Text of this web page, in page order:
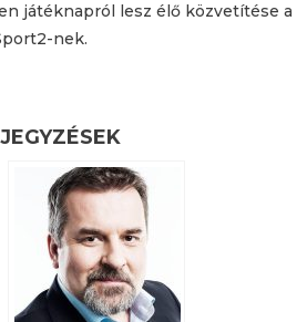
játéknapról lesz élő közvetítése a
nek.